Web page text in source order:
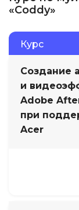
«Coddy»
Курс
Создание
и
Adobe
при
Acer